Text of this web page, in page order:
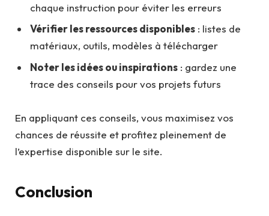
chaque instruction pour éviter les erreurs
Vérifier les ressources disponibles : listes de
matériaux, outils, modèles à télécharger
Noter les idées ou inspirations : gardez une
trace des conseils pour vos projets futurs
En appliquant ces conseils, vous maximisez vos
chances de réussite et profitez pleinement de
l’expertise disponible sur le site.
Conclusion